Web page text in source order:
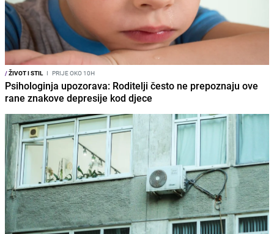
/ŽIVOT I STIL I PRIJE OKO 10H
Psihologinja upozorava: Roditelji često ne prepoznaju ove
rane znakove depresije kod djece